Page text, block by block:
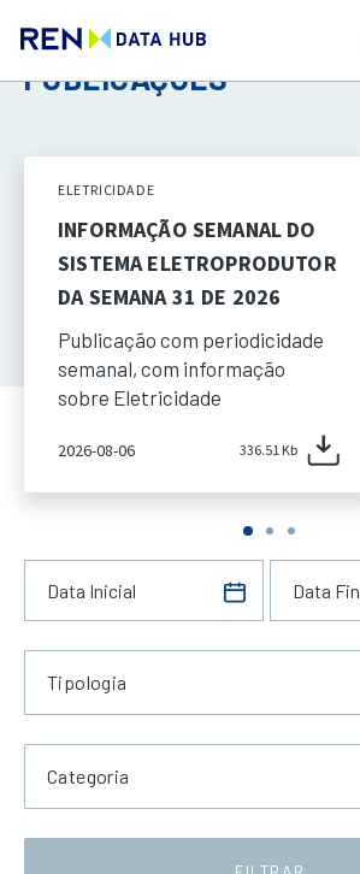
PUBLICAÇÕES
ELETRICIDADE
INFORMAÇÃO SEMANAL DO
SISTEMA ELETROPRODUTOR
DA SEMANA 31 DE 2026
Publicação com periodicidade
semanal, com informação
sobre Eletricidade
2026-08-06 336.51 Kb
Tipologia
Categoria